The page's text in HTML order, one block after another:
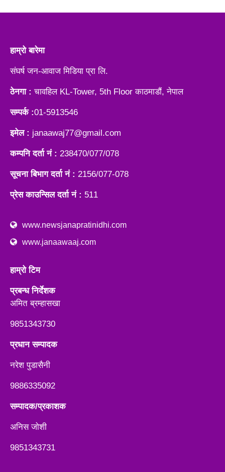
हाम्रो बारेमा
संघर्ष जन-आवाज मिडिया प्रा लि.
ठेनगा : चावहिल KL-Tower, 5th Floor काठमाडौं, नेपाल
सम्पर्क :01-5913546
इमेल : janaawaj77@gmail.com
कम्पनि दर्ता नं : 238470/077/078
सूचना बिभाग दर्ता नं : 2156/077-078
प्रेस काउन्सिल दर्ता नं : 511
www.newsjanapratinidhi.com
www.janaawaaj.com
हाम्रो टिम
प्रबन्ध निर्देशक
अमित ब्रम्हासखा
9851343730
प्रधान सम्पादक
नरेश पुडासैनी
9886335092
सम्पादक/प्रकाशक
अनिस जाेशी
9851343731